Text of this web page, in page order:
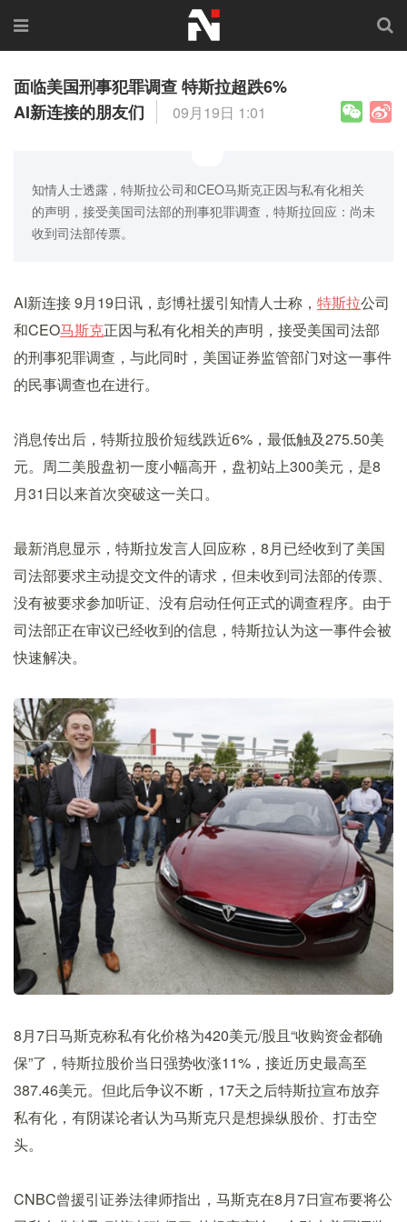
面临美国刑事犯罪调查 特斯拉超跌6%
AI新连接的朋友们
09月19日 1:01
知情人士透露，特斯拉公司和CEO马斯克正因与私有化相关
的声明，接受美国司法部的刑事犯罪调查，特斯拉回应：尚未
收到司法部传票。
AI新连接 9月19日讯，彭博社援引知情人士称， 特斯拉公司
和CEO马斯克正因与私有化相关的声明，接受美国司法部
的刑事犯罪调查，与此同时，美国证券监管部门对这一事件
的民事调查也在进行。
消息传出后，特斯拉股价短线跌近6%，最低触及275.50美
元。周二美股盘初一度小幅高开，盘初站上300美元，是8
月31日以来首次突破这一关口。
最新消息显示，特斯拉发言人回应称，8月已经收到了美国
司法部要求主动提交文件的请求，但未收到司法部的传票、
没有被要求参加听证、没有启动任何正式的调查程序。由于
司法部正在审议已经收到的信息，特斯拉认为这一事件会被
快速解决。
8月7日马斯克称私有化价格为420美元/股且“收购资金都确
保”了，特斯拉股价当日强势收涨11%，接近历史最高至
387.46美元。但此后争议不断，17天之后特斯拉宣布放弃
私有化，有阴谋论者认为马斯克只是想操纵股价、打击空
头。
CNBC曾援引证券法律师指出，马斯克在8月7日宣布要将公